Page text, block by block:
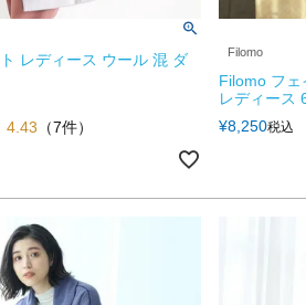
レディース ウール 混 ダ
4.43 （7件）
Filomo
Filomo フェ
レディース
¥8,250税込